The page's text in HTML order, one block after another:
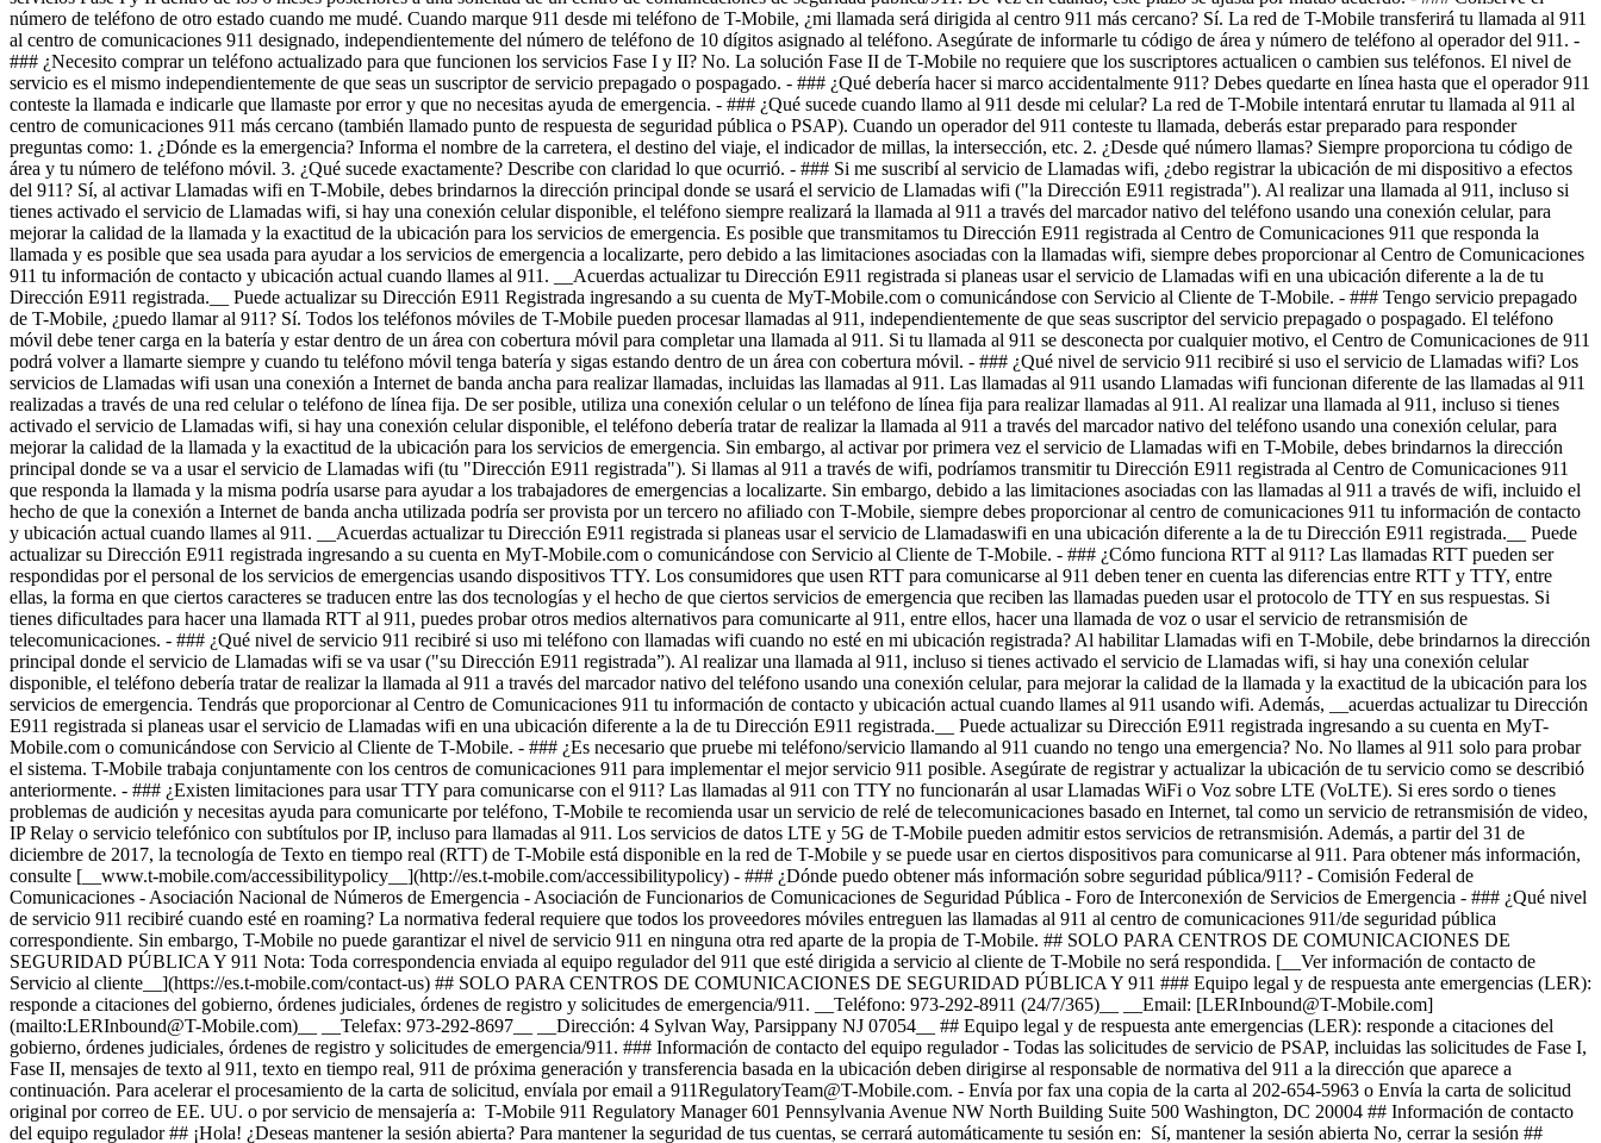
número de teléfono de otro estado cuando me mudé. Cuando marque 911 desde mi teléfono de T-Mobile, ¿mi llamada será dirigida al centro 911 más cercano? Sí. La red de T-Mobile transferirá tu llamada al 911
al centro de comunicaciones 911 designado, independientemente del número de teléfono de 10 dígitos asignado al teléfono. Asegúrate de informarle tu código de área y número de teléfono al operador del 911. -
### ¿Necesito comprar un teléfono actualizado para que funcionen los servicios Fase I y II? No. La solución Fase II de T-Mobile no requiere que los suscriptores actualicen o cambien sus teléfonos. El nivel de
servicio es el mismo independientemente de que seas un suscriptor de servicio prepagado o pospagado. - ### ¿Qué debería hacer si marco accidentalmente 911? Debes quedarte en línea hasta que el operador 911
conteste la llamada e indicarle que llamaste por error y que no necesitas ayuda de emergencia. - ### ¿Qué sucede cuando llamo al 911 desde mi celular? La red de T-Mobile intentará enrutar tu llamada al 911 al
centro de comunicaciones 911 más cercano (también llamado punto de respuesta de seguridad pública o PSAP). Cuando un operador del 911 conteste tu llamada, deberás estar preparado para responder
preguntas como: 1. ¿Dónde es la emergencia? Informa el nombre de la carretera, el destino del viaje, el indicador de millas, la intersección, etc. 2. ¿Desde qué número llamas? Siempre proporciona tu código de
área y tu número de teléfono móvil. 3. ¿Qué sucede exactamente? Describe con claridad lo que ocurrió. - ### Si me suscribí al servicio de Llamadas wifi, ¿debo registrar la ubicación de mi dispositivo a efectos
del 911? Sí, al activar Llamadas wifi en T-Mobile, debes brindarnos la dirección principal donde se usará el servicio de Llamadas wifi ("la Dirección E911 registrada"). Al realizar una llamada al 911, incluso si
tienes activado el servicio de Llamadas wifi, si hay una conexión celular disponible, el teléfono siempre realizará la llamada al 911 a través del marcador nativo del teléfono usando una conexión celular, para
mejorar la calidad de la llamada y la exactitud de la ubicación para los servicios de emergencia. Es posible que transmitamos tu Dirección E911 registrada al Centro de Comunicaciones 911 que responda la
llamada y es posible que sea usada para ayudar a los servicios de emergencia a localizarte, pero debido a las limitaciones asociadas con la llamadas wifi, siempre debes proporcionar al Centro de Comunicaciones
911 tu información de contacto y ubicación actual cuando llames al 911. __Acuerdas actualizar tu Dirección E911 registrada si planeas usar el servicio de Llamadas wifi en una ubicación diferente a la de tu
Dirección E911 registrada.__ Puede actualizar su Dirección E911 Registrada ingresando a su cuenta de MyT-Mobile.com o comunicándose con Servicio al Cliente de T-Mobile. - ### Tengo servicio prepagado
de T-Mobile, ¿puedo llamar al 911? Sí. Todos los teléfonos móviles de T-Mobile pueden procesar llamadas al 911, independientemente de que seas suscriptor del servicio prepagado o pospagado. El teléfono
móvil debe tener carga en la batería y estar dentro de un área con cobertura móvil para completar una llamada al 911. Si tu llamada al 911 se desconecta por cualquier motivo, el Centro de Comunicaciones de 911
podrá volver a llamarte siempre y cuando tu teléfono móvil tenga batería y sigas estando dentro de un área con cobertura móvil. - ### ¿Qué nivel de servicio 911 recibiré si uso el servicio de Llamadas wifi? Los
servicios de Llamadas wifi usan una conexión a Internet de banda ancha para realizar llamadas, incluidas las llamadas al 911. Las llamadas al 911 usando Llamadas wifi funcionan diferente de las llamadas al 911
realizadas a través de una red celular o teléfono de línea fija. De ser posible, utiliza una conexión celular o un teléfono de línea fija para realizar llamadas al 911. Al realizar una llamada al 911, incluso si tienes
activado el servicio de Llamadas wifi, si hay una conexión celular disponible, el teléfono debería tratar de realizar la llamada al 911 a través del marcador nativo del teléfono usando una conexión celular, para
mejorar la calidad de la llamada y la exactitud de la ubicación para los servicios de emergencia. Sin embargo, al activar por primera vez el servicio de Llamadas wifi en T-Mobile, debes brindarnos la dirección
principal donde se va a usar el servicio de Llamadas wifi (tu "Dirección E911 registrada"). Si llamas al 911 a través de wifi, podríamos transmitir tu Dirección E911 registrada al Centro de Comunicaciones 911
que responda la llamada y la misma podría usarse para ayudar a los trabajadores de emergencias a localizarte. Sin embargo, debido a las limitaciones asociadas con las llamadas al 911 a través de wifi, incluido el
hecho de que la conexión a Internet de banda ancha utilizada podría ser provista por un tercero no afiliado con T-Mobile, siempre debes proporcionar al centro de comunicaciones 911 tu información de contacto
y ubicación actual cuando llames al 911. __Acuerdas actualizar tu Dirección E911 registrada si planeas usar el servicio de Llamadaswifi en una ubicación diferente a la de tu Dirección E911 registrada.__ Puede
actualizar su Dirección E911 registrada ingresando a su cuenta en MyT-Mobile.com o comunicándose con Servicio al Cliente de T-Mobile. - ### ¿Cómo funciona RTT al 911? Las llamadas RTT pueden ser
respondidas por el personal de los servicios de emergencias usando dispositivos TTY. Los consumidores que usen RTT para comunicarse al 911 deben tener en cuenta las diferencias entre RTT y TTY, entre
ellas, la forma en que ciertos caracteres se traducen entre las dos tecnologías y el hecho de que ciertos servicios de emergencia que reciben las llamadas pueden usar el protocolo de TTY en sus respuestas. Si
tienes dificultades para hacer una llamada RTT al 911, puedes probar otros medios alternativos para comunicarte al 911, entre ellos, hacer una llamada de voz o usar el servicio de retransmisión de
telecomunicaciones. - ### ¿Qué nivel de servicio 911 recibiré si uso mi teléfono con llamadas wifi cuando no esté en mi ubicación registrada? Al habilitar Llamadas wifi en T-Mobile, debe brindarnos la dirección
principal donde el servicio de Llamadas wifi se va usar ("su Dirección E911 registrada”). Al realizar una llamada al 911, incluso si tienes activado el servicio de Llamadas wifi, si hay una conexión celular
disponible, el teléfono debería tratar de realizar la llamada al 911 a través del marcador nativo del teléfono usando una conexión celular, para mejorar la calidad de la llamada y la exactitud de la ubicación para los
servicios de emergencia. Tendrás que proporcionar al Centro de Comunicaciones 911 tu información de contacto y ubicación actual cuando llames al 911 usando wifi. Además, __acuerdas actualizar tu Dirección
E911 registrada si planeas usar el servicio de Llamadas wifi en una ubicación diferente a la de tu Dirección E911 registrada.__ Puede actualizar su Dirección E911 registrada ingresando a su cuenta en MyT-
Mobile.com o comunicándose con Servicio al Cliente de T-Mobile. - ### ¿Es necesario que pruebe mi teléfono/servicio llamando al 911 cuando no tengo una emergencia? No. No llames al 911 solo para probar
el sistema. T-Mobile trabaja conjuntamente con los centros de comunicaciones 911 para implementar el mejor servicio 911 posible. Asegúrate de registrar y actualizar la ubicación de tu servicio como se describió
anteriormente. - ### ¿Existen limitaciones para usar TTY para comunicarse con el 911? Las llamadas al 911 con TTY no funcionarán al usar Llamadas WiFi o Voz sobre LTE (VoLTE). Si eres sordo o tienes
problemas de audición y necesitas ayuda para comunicarte por teléfono, T-Mobile te recomienda usar un servicio de relé de telecomunicaciones basado en Internet, tal como un servicio de retransmisión de video,
IP Relay o servicio telefónico con subtítulos por IP, incluso para llamadas al 911. Los servicios de datos LTE y 5G de T-Mobile pueden admitir estos servicios de retransmisión. Además, a partir del 31 de
diciembre de 2017, la tecnología de Texto en tiempo real (RTT) de T-Mobile está disponible en la red de T-Mobile y se puede usar en ciertos dispositivos para comunicarse al 911. Para obtener más información,
consulte [__www.t-mobile.com/accessibilitypolicy__](http://es.t-mobile.com/accessibilitypolicy) - ### ¿Dónde puedo obtener más información sobre seguridad pública/911? - Comisión Federal de
Comunicaciones - Asociación Nacional de Números de Emergencia - Asociación de Funcionarios de Comunicaciones de Seguridad Pública - Foro de Interconexión de Servicios de Emergencia - ### ¿Qué nivel
de servicio 911 recibiré cuando esté en roaming? La normativa federal requiere que todos los proveedores móviles entreguen las llamadas al 911 al centro de comunicaciones 911/de seguridad pública
correspondiente. Sin embargo, T-Mobile no puede garantizar el nivel de servicio 911 en ninguna otra red aparte de la propia de T-Mobile. ## SOLO PARA CENTROS DE COMUNICACIONES DE
SEGURIDAD PÚBLICA Y 911 Nota: Toda correspondencia enviada al equipo regulador del 911 que esté dirigida a servicio al cliente de T-Mobile no será respondida. [__Ver información de contacto de
Servicio al cliente__](https://es.t-mobile.com/contact-us) ## SOLO PARA CENTROS DE COMUNICACIONES DE SEGURIDAD PÚBLICA Y 911 ### Equipo legal y de respuesta ante emergencias (LER):
responde a citaciones del gobierno, órdenes judiciales, órdenes de registro y solicitudes de emergencia/911. __Teléfono: 973-292-8911 (24/7/365)__ __Email: [LERInbound@T-Mobile.com]
(mailto:LERInbound@T-Mobile.com)__ __Telefax: 973-292-8697__ __Dirección: 4 Sylvan Way, Parsippany NJ 07054__ ## Equipo legal y de respuesta ante emergencias (LER): responde a citaciones del
gobierno, órdenes judiciales, órdenes de registro y solicitudes de emergencia/911. ### Información de contacto del equipo regulador - Todas las solicitudes de servicio de PSAP, incluidas las solicitudes de Fase I,
Fase II, mensajes de texto al 911, texto en tiempo real, 911 de próxima generación y transferencia basada en la ubicación deben dirigirse al responsable de normativa del 911 a la dirección que aparece a
continuación. Para acelerar el procesamiento de la carta de solicitud, envíala por email a 911RegulatoryTeam@T-Mobile.com. - Envía por fax una copia de la carta al 202-654-5963 o Envía la carta de solicitud
original por correo de EE. UU. o por servicio de mensajería a: T-Mobile 911 Regulatory Manager 601 Pennsylvania Avenue NW North Building Suite 500 Washington, DC 20004 ## Información de contacto
del equipo regulador ## ¡Hola! ¿Deseas mantener la sesión abierta? Para mantener la seguridad de tus cuentas, se cerrará automáticamente tu sesión en: Sí, mantener la sesión abierta No, cerrar la sesión ##